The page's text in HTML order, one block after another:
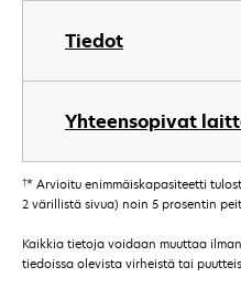
Tiedot
Yhteensopivat
†* Arvioitu enimmäiskapasiteetti
2 värillistä sivua) noin 5 prosentin
Kaikkia tietoja voidaan muuttaa
tiedoissa olevista virheistä tai